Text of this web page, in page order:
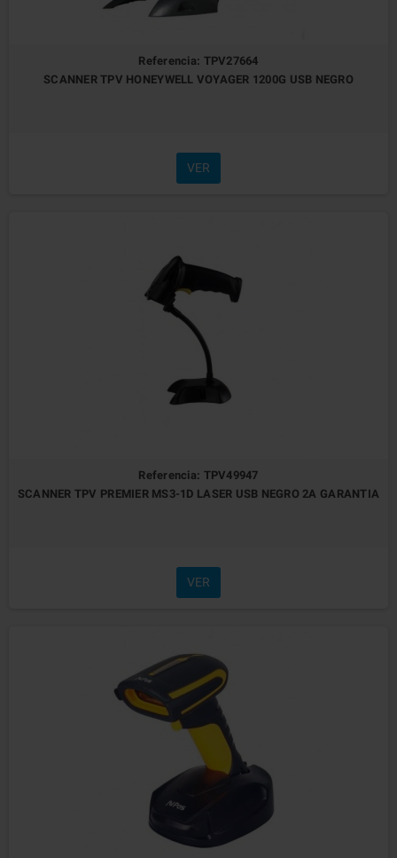
Referencia: TPV27664
SCANNER TPV HONEYWELL VOYAGER 1200G USB NEGRO
VER
Referencia: TPV49947
SCANNER TPV PREMIER MS3-1D LASER USB NEGRO 2A GARANTIA
VER